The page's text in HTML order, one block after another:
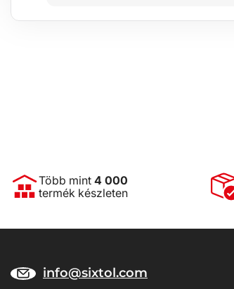
Több mint 4 000
termék készleten
info@sixtol.com